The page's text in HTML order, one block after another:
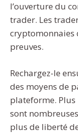
l’ouverture du
trader. Les
cryptomonnaies
preuves.
Rechargez-le
des moyens de
plateforme.
sont
plus de liberté